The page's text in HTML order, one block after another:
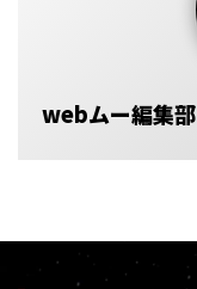
webムー編集部